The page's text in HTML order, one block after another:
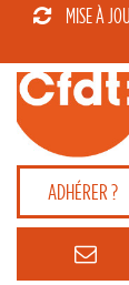
MISE À
ADHÉRER ?